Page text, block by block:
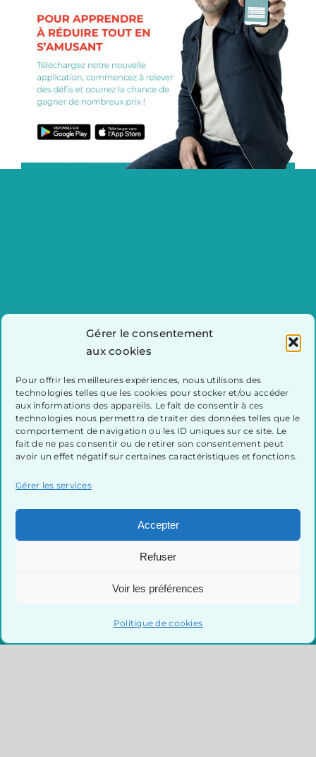
Gérer le consentement
aux cookies
Pour offrir les meilleures expériences, nous utilisons des
technologies telles que les cookies pour stocker et/ou accéder
aux informations des appareils. Le fait de consentir à ces
technologies nous permettra de traiter des données telles que le
comportement de navigation ou les ID uniques sur ce site. Le
fait de ne pas consentir ou de retirer son consentement peut
avoir un effet négatif sur certaines caractéristiques et fonctions.
Gérer les services
Accepter
Refuser
Voir les préférences
Politique de cookies
Semaine québécoise de
réduction des déchets